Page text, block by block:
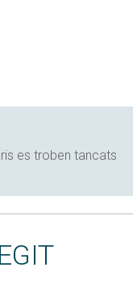
es troben tancats